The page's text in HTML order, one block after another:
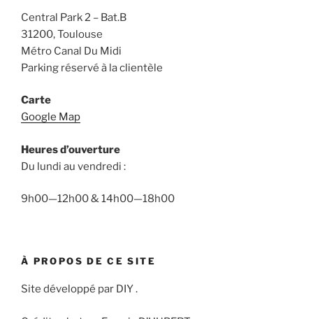
Central Park 2 – Bat.B
31200, Toulouse
Métro Canal Du Midi
Parking réservé à la clientèle
Carte
Google Map
Heures d’ouverture
Du lundi au vendredi :
9h00—12h00 & 14h00—18h00
À PROPOS DE CE SITE
Site développé par DIY .